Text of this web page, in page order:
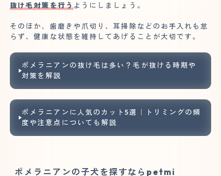
抜け毛対策を行う ようにしましょう。
そのほか、歯磨きや爪切り、耳掃除などのお手入れも怠
らず、健康な状態を維持してあげることが大切です。
ポメラニアンの抜け毛は多い？毛が抜ける時期や
対策を解説
ポメラニアンに人気のカット5選｜トリミングの頻
度や注意点についても解説
ポメラニアンの子犬を探すならpetmi